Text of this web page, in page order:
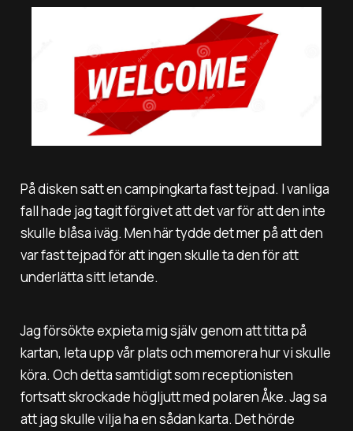
På disken satt en campingkarta fast tejpad. I vanliga
fall hade jag tagit förgivet att det var för att den inte
skulle blåsa iväg. Men här tydde det mer på att den
var fast tejpad för att ingen skulle ta den för att
underlätta sitt letande.
Jag försökte expieta mig själv genom att titta på
kartan, leta upp vår plats och memorera hur vi skulle
köra. Och detta samtidigt som receptionisten
fortsatt skrockade högljutt med polaren Åke. Jag sa
att jag skulle vilja ha en sådan karta. Det hörde